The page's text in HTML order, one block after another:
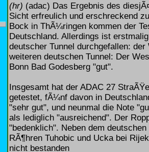
(hr) (adac) Das Ergebnis des
Sicht erfreulich und erschreckend
Bock in ThÃ¼ringen kommen der
Deutschland. Allerdings ist
deutscher Tunnel durchgefallen:
weiteren deutschen Tunnel: Der
Bonn Bad Godesberg "gut".
Insgesamt hat der ADAC 27
getestet, fÃ¼nf davon in
"sehr gut", und neunmal die Note
als lediglich "ausreichend". Der
"bedenklich". Neben dem
RÃ¶hren Tuhobic und Ucka bei
nicht bestanden